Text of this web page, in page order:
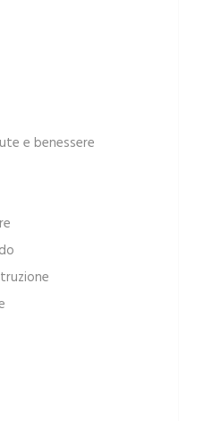
e benessere